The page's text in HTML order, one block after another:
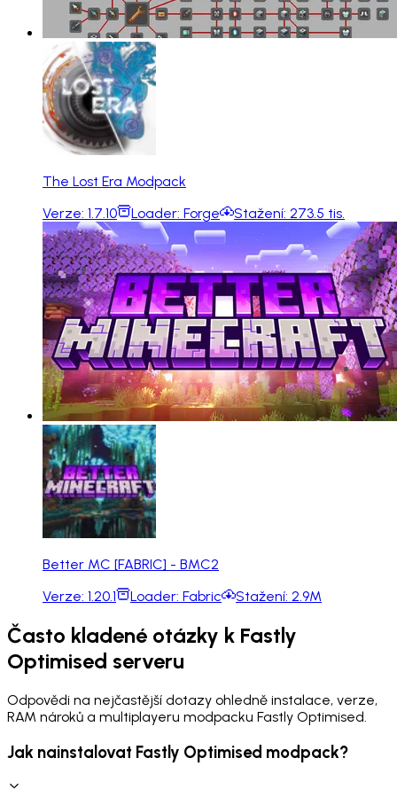
The Lost Era Modpack
Verze: 1.7.10 Loader: Forge Stažení: 273.5 tis.
Better MC [FABRIC] - BMC2
Verze: 1.20.1 Loader: Fabric Stažení: 2.9M
Často kladené otázky k Fastly
Optimised serveru
Odpovědi na nejčastější dotazy ohledně instalace, verze,
RAM nároků a multiplayeru modpacku Fastly Optimised.
Jak nainstalovat Fastly Optimised modpack?